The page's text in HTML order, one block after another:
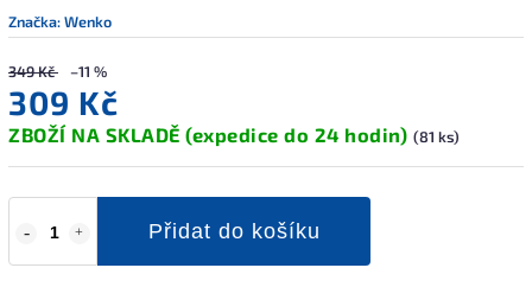
Značka:Wenko
349 Kč –11 %
309 Kč
ZBOŽÍ NA SKLADĚ (expedice do 24 hodin) (81 ks)
Přidat do košíku